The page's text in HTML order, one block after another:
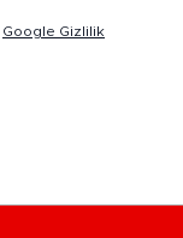
Google Gizlilik